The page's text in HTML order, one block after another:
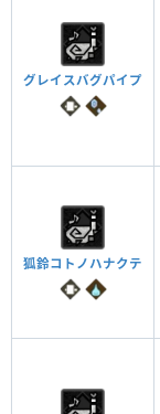
グレイスバグパイプ
狐鈴コトノハナクテ